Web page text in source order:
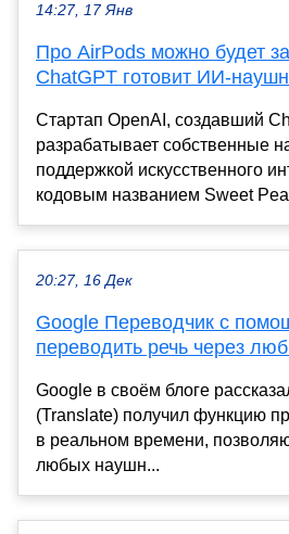
14:27, 17 Янв
Про AirPods можно будет
ChatGPT готовит ИИ-
Стартап OpenAI, создавший
разрабатывает собственные
поддержкой искусственного
кодовым названием Sweet
20:27, 16 Дек
Google Переводчик с
переводить речь через
Google в своём блоге
(Translate) получил функцию
в реальном времени,
любых наушн...